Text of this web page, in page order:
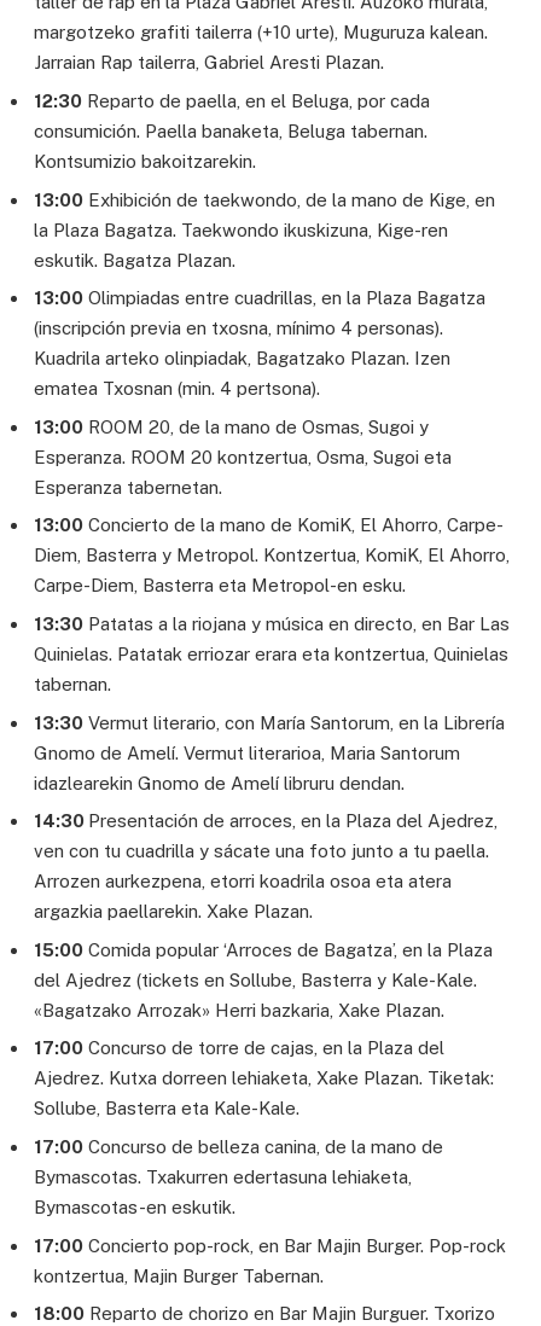
margotzeko grafiti tailerra (+10 urte), Muguruza kalean.
Jarraian Rap tailerra, Gabriel Aresti Plazan.
12:30 Reparto de paella, en el Beluga, por cada
consumición. Paella banaketa, Beluga tabernan.
Kontsumizio bakoitzarekin.
13:00 Exhibición de taekwondo, de la mano de Kige, en
la Plaza Bagatza. Taekwondo ikuskizuna, Kige-ren
eskutik. Bagatza Plazan.
13:00 Olimpiadas entre cuadrillas, en la Plaza Bagatza
(inscripción previa en txosna, mínimo 4 personas).
Kuadrila arteko olinpiadak, Bagatzako Plazan. Izen
ematea Txosnan (min. 4 pertsona).
13:00 ROOM 20, de la mano de Osmas, Sugoi y
Esperanza. ROOM 20 kontzertua, Osma, Sugoi eta
Esperanza tabernetan.
13:00 Concierto de la mano de KomiK, El Ahorro, Carpe-
Diem, Basterra y Metropol. Kontzertua, KomiK, El Ahorro,
Carpe-Diem, Basterra eta Metropol-en esku.
13:30 Patatas a la riojana y música en directo, en Bar Las
Quinielas. Patatak erriozar erara eta kontzertua, Quinielas
tabernan.
13:30 Vermut literario, con María Santorum, en la Librería
Gnomo de Amelí. Vermut literarioa, Maria Santorum
idazlearekin Gnomo de Amelí libruru dendan.
14:30 Presentación de arroces, en la Plaza del Ajedrez,
ven con tu cuadrilla y sácate una foto junto a tu paella.
Arrozen aurkezpena, etorri koadrila osoa eta atera
argazkia paellarekin. Xake Plazan.
15:00 Comida popular ‘Arroces de Bagatza’, en la Plaza
del Ajedrez (tickets en Sollube, Basterra y Kale-Kale.
«Bagatzako Arrozak» Herri bazkaria, Xake Plazan.
17:00 Concurso de torre de cajas, en la Plaza del
Ajedrez. Kutxa dorreen lehiaketa, Xake Plazan. Tiketak:
Sollube, Basterra eta Kale-Kale.
17:00 Concurso de belleza canina, de la mano de
Bymascotas. Txakurren edertasuna lehiaketa,
Bymascotas-en eskutik.
17:00 Concierto pop-rock, en Bar Majin Burger. Pop-rock
kontzertua, Majin Burger Tabernan.
18:00 Reparto de chorizo en Bar Majin Burguer. Txorizo